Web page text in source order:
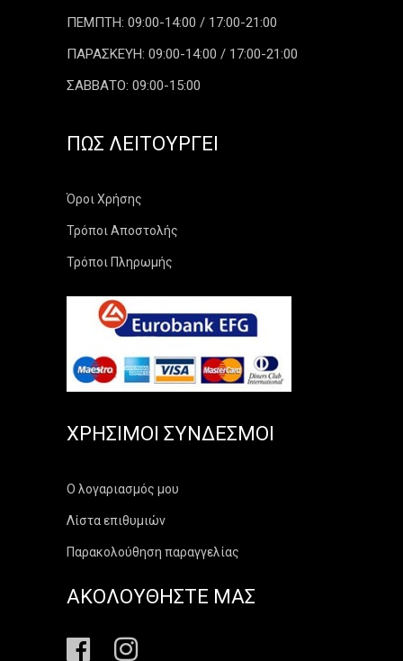
ΠΕΜΠΤΗ: 09:00-14:00 / 17:00-21:00
ΠΑΡΑΣΚΕΥΗ: 09:00-14:00 / 17:00-21:00
ΣΑΒΒΑΤΟ: 09:00-15:00
ΠΏΣ ΛΕΙΤΟΥΡΓΕΊ
Όροι Χρήσης
Τρόποι Αποστολής
Τρόποι Πληρωμής
ΧΡΉΣΙΜΟΙ ΣΎΝΔΕΣΜΟΙ
Ο λογαριασμός μου
Λίστα επιθυμιών
Παρακολούθηση παραγγελίας
ΑΚΟΛΟΥΘΗΣΤΕ ΜΑΣ